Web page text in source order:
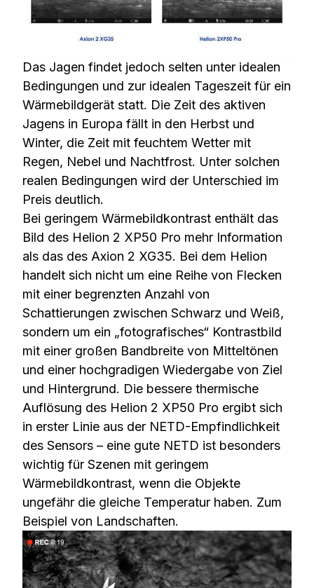
Das Jagen findet jedoch selten unter idealen
Bedingungen und zur idealen Tageszeit für ein
Wärmebildgerät statt. Die Zeit des aktiven
Jagens in Europa fällt in den Herbst und
Winter, die Zeit mit feuchtem Wetter mit
Regen, Nebel und Nachtfrost. Unter solchen
realen Bedingungen wird der Unterschied im
Preis deutlich.
Bei geringem Wärmebildkontrast enthält das
Bild des Helion 2 XP50 Pro mehr Information
als das des Axion 2 XG35. Bei dem Helion
handelt sich nicht um eine Reihe von Flecken
mit einer begrenzten Anzahl von
Schattierungen zwischen Schwarz und Weiß,
sondern um ein „fotografisches“ Kontrastbild
mit einer großen Bandbreite von Mitteltönen
und einer hochgradigen Wiedergabe von Ziel
und Hintergrund. Die bessere thermische
Auflösung des Helion 2 XP50 Pro ergibt sich
in erster Linie aus der NETD-Empfindlichkeit
des Sensors – eine gute NETD ist besonders
wichtig für Szenen mit geringem
Wärmebildkontrast, wenn die Objekte
ungefähr die gleiche Temperatur haben. Zum
Beispiel von Landschaften.